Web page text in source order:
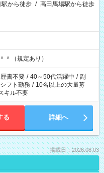
から徒歩 / 高田馬場駅から徒歩
（規定あり）
書不要 / 40～50代活躍中 / 副
シフト勤務 / 10名以上の大量募
キル不要
る 詳細へ
掲載日：2026.08.03